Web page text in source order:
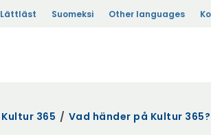
Lättläst Suomeksi Other languages
Kultur 365 / Vad händer på Kultur 365?